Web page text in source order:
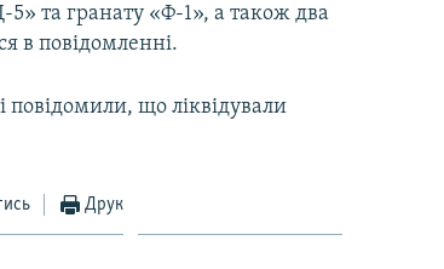
та гранату «Ф-1», а також два
в повідомленні.
повідомили, що ліквідували
Друк